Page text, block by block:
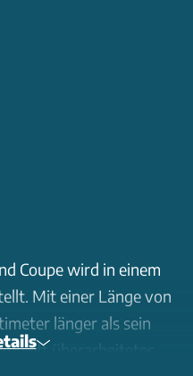
Coupe wird in einem
Mit einer Länge von
länger als sein
überarbeitetes